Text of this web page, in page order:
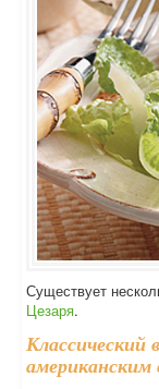
Существует
Цезаря.
Классический
американским